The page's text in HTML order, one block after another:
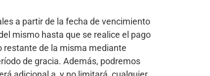
a partir de la fecha de vencimiento
mismo hasta que se realice el pago
restante de la misma mediante
de gracia. Además, podremos